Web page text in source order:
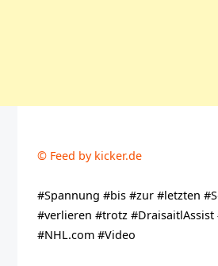
© Feed by kicker.de
#Spannung #bis #zur #letzten
#verlieren #trotz
#NHL.com #Video